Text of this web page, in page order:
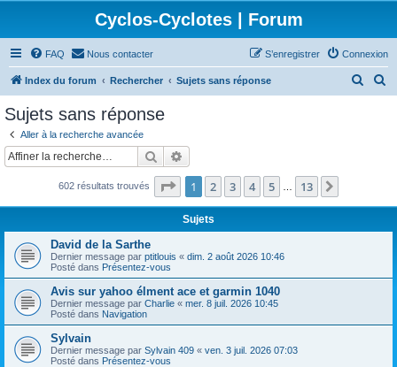
Cyclos-Cyclotes | Forum
FAQ Nous contacter Connexion
S’enregistrer
Index du forum Rechercher Sujets sans réponse
c
c
Sujets sans réponse
Aller à la recherche avancée
Rechercher
602 résultats trouvés Page 1sur13
1 2 3 4 5 13
Sujets
David de la Sarthe
Dernier message par ptitlouis « dim. 2 août 2026 10:46
Posté dans Présentez-vous
Avis sur yahoo élment ace et garmin 1040
Dernier message par Charlie « mer. 8 juil. 2026 10:45
Posté dans Navigation
Sylvain
Dernier message par Sylvain 409 « ven. 3 juil. 2026 07:03
Posté dans Présentez-vous